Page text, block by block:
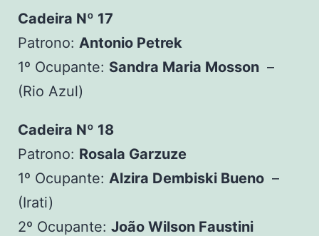
Cadeira Nº 17
Patrono: Antonio Petrek
1º Ocupante: Sandra Maria Mosson –
(Rio Azul)
Cadeira Nº 18
Patrono: Rosala Garzuze
1º Ocupante: Alzira Dembiski Bueno –
(Irati)
2º Ocupante: João Wilson Faustini